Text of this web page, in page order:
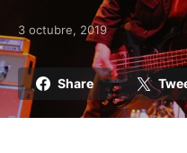
Posted on
3 octubre, 2019
Share